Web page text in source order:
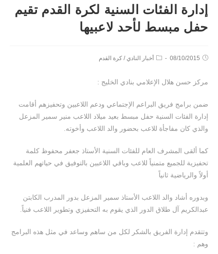
إدارة الفئات السنية لكرة القدم تقيم
حفل مبسط لأحد لاعبيها
08/10/2015 أخبار النادي / كرة القدم
مركز حسن هلال الإعلامي بنادي الخليج :
ضمن برامج فريق البراعم الإجتماعي ودعم اللاعبين وتحفيزهم أقامت
إدارة الفئات السنية حفل مبسط بعيد ميلاد اللاعب منير سمير المزعل
والذي كان مفاجأة للاعب بحضور والد اللاعب وأخوته.
كما ألقى المشرف العام للفئات السنية الأستاذ جعفر محفوظ كلمة
تحفيزية للجميع متمنياً للاعب وباقي اللاعبين بالتوفيق في حياتهم العلمية
أولاً والرياضية ثانياً
وبدوره أشاد والد اللاعب الأستاذ سمير المزعل بدور المدرب الكابتن
عبدالكريم آل طلاق الدور الذي يقوم به التحفيزي وتطوير اللاعب فنياً.
وتتقدم إدارة الفريق بالشكر لكل من ساهم وساعد في مثل هذه البرامج
وهم :